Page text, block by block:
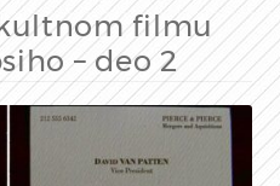
filmu
– deo 2